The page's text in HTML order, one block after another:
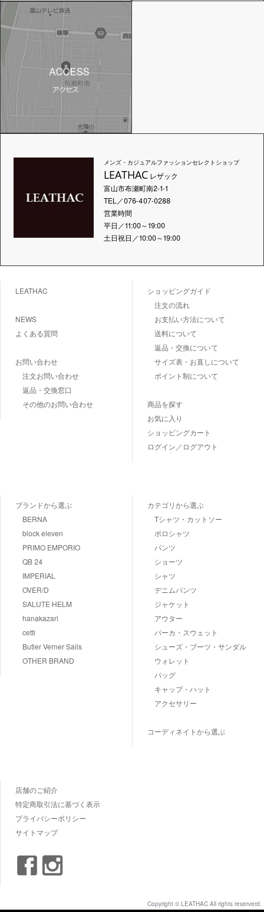
メンズ・カジュアルファッションセレクトショップ
LEATHACレザック
富山市布瀬町南2-1-1
TEL／076-407-0288
営業時間
平日／11:00～19:00
土日祝日／10:00～19:00
LEATHAC
NEWS
よくある質問
お問い合わせ
注文お問い合わせ
返品・交換窓口
その他のお問い合わせ
ショッピングガイド
注文の流れ
お支払い方法について
送料について
返品・交換について
サイズ表・お直しについて
ポイント制について
商品を探す
お気に入り
ショッピングカート
ログイン／ログアウト
ブランドから選ぶ
BERNA
block eleven
PRIMO EMPORIO
QB 24
IMPERIAL
OVER/D
SALUTE HELM
hanakazari
cetti
Butler Verner Sails
OTHER BRAND
カテゴリから選ぶ
Tシャツ・カットソー
ポロシャツ
パンツ
ショーツ
シャツ
デニムパンツ
ジャケット
アウター
パーカ・スウェット
シューズ・ブーツ・サンダル
ウォレット
バッグ
キャップ・ハット
アクセサリー
コーディネイトから選ぶ
店舗のご紹介
特定商取引法に基づく表示
プライバシーポリシー
サイトマップ
Copyright © LEATHAC All rights reserverd.